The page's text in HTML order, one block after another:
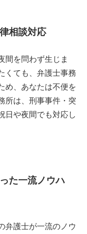
相談対応
間を問わず生じま
くても、弁護士事務
め、あなたは不便を
所は、刑事事件・突
日や夜間でも対応し
た一流ノウハ
弁護士が一流のノウ